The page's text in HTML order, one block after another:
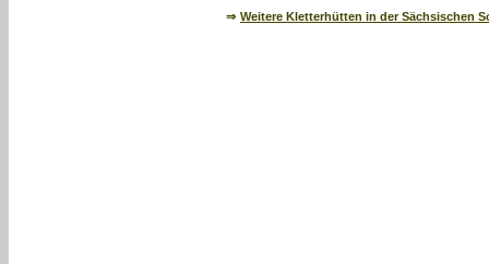
⇒ Weitere Kletterhütten in der Sächsischen